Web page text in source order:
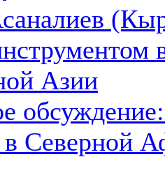
Азии
в Северной